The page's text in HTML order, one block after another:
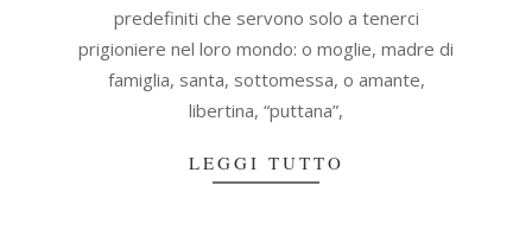
predefiniti che servono solo a tenerci
prigioniere nel loro mondo: o moglie, madre di
famiglia, santa, sottomessa, o amante,
libertina, “puttana”,
LEGGI TUTTO